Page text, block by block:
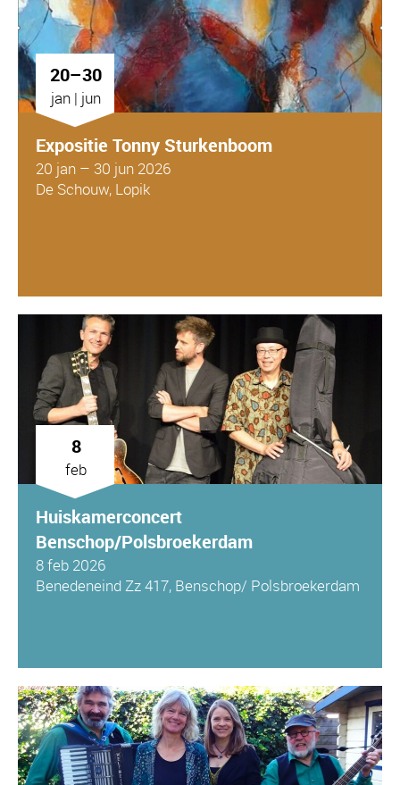
20–30
jan | jun
Expositie Tonny Sturkenboom
20 jan – 30 jun 2026
De Schouw, Lopik
8
feb
Huiskamerconcert
Benschop/Polsbroekerdam
8 feb 2026
Benedeneind Zz 417, Benschop/ Polsbroekerdam